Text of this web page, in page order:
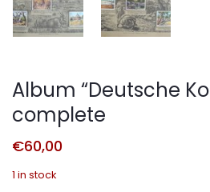
Album “Deutsche
complete
€60,00
1 in stock